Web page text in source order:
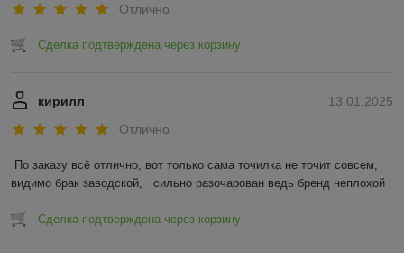
Отлично
Сделка подтверждена через корзину
13.01.2025
кирилл
Отлично
По заказу всё отлично, вот только сама точилка не точит совсем,
видимо брак заводской,   сильно разочарован ведь бренд неплохой
Сделка подтверждена через корзину